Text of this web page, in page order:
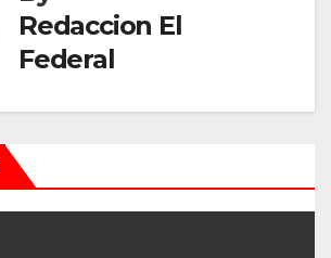
Redaccion El
Federal